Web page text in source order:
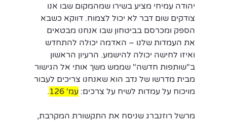
יהודה עמיחי מציע בשירו שמהמקום שבו אנו
צודקים שום דבר לא יכול לצמוח. דווקא כשבא
הספק ומכרסם בביטחון שבו אנחנו מבטאים
את העמדות שלנו – האדמה יכולה להתחדש
ואיזו לחישה יכולה להישמע. הרעיון הראשון
ב"שותפות חדשה" שממש משך אותי אל הגישור
מבית מדרשו של נדב הוא שאנחנו צריכים לעבור
מויכוח על עמדות לשיח על צרכים: עמ' 126 .
מרשל רוזנברג שניסח את התקשורת המקרבת,